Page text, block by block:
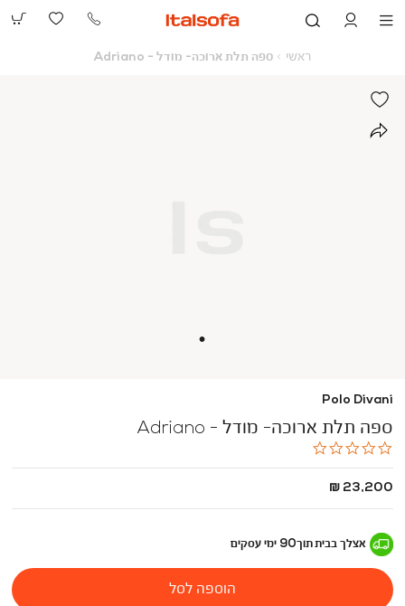
073-
ראשי ראשי
ספה תלת ארוכה- מודל - Adriano
Polo Divani
ספה תלת ארוכה- מודל - Adriano
החל
23,200 ₪
אצלך בביתתוך90 ימי עסקים
הוספה לסל